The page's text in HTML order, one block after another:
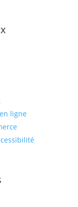
ligne